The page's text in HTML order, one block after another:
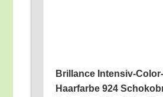
Bril­lan­ce Inten­siv-
Haar­far­be 924